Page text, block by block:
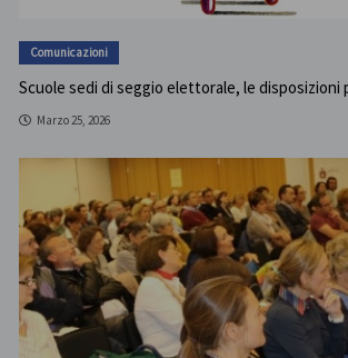
Comunicazioni
Scuole sedi di seggio elettorale, le disposizioni
Marzo 25, 2026